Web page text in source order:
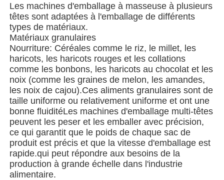
machine de boulette
Machine d'emballage de sacs à filets
machine à emballer de sac de maille
Machine à emballer verticale
Machine à emballer horizontale
Machine d'emballage à comptage visuel
Les machines d'emballage à masseuse à plusieurs
têtes sont adaptées à l'emballage de différents
types de matériaux.
Matériaux granulaires
Nourriture: Céréales comme le riz, le millet, les
haricots, les haricots rouges et les collations
comme les bonbons, les haricots au chocolat et les
noix (comme les graines de melon, les amandes,
les noix de cajou).Ces aliments granulaires sont de
taille uniforme ou relativement uniforme et ont une
bonne fluiditéLes machines d'emballage multi-têtes
peuvent les peser et les emballer avec précision,
ce qui garantit que le poids de chaque sac de
produit est précis et que la vitesse d'emballage est
rapide.qui peut répondre aux besoins de la
production à grande échelle dans l'industrie
alimentaire.